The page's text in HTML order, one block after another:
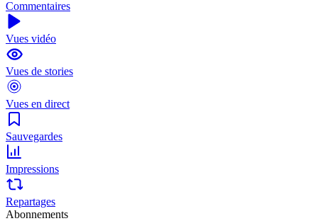
Commentaires
Vues vidéo
Vues de stories
Vues en direct
Sauvegardes
Impressions
Repartages
Abonnements